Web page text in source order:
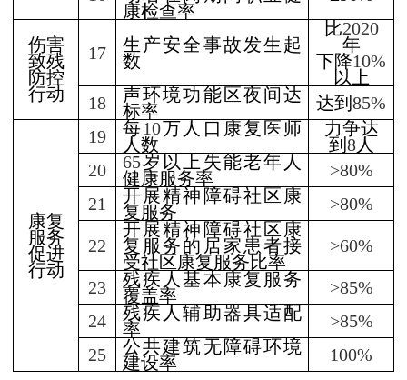
康检查率
伤害
致残
防控
行动
17
生产安全事故发生起
数
比2020
年
下降10%
以上
18
声环境功能区夜间达
标率
达到 85%
康复
服务
促进
行动
19 每10万人口康复医师
人数
力争达
到 8人
20
65岁以上失能老年人
健康服务率
>80%
21
开展精神障碍社区康
复服务
>80%
22
开展精神障碍社区康
复服务的居家患者接
受社区康复服务比率
>60%
23
残疾人基本康复服务
覆盖率
>85%
24
残疾人辅助器具适配
率
>85%
25
公共建筑无障碍环境
建设率
100%